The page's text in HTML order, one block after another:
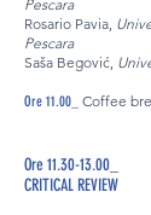
Pescara
Rosario Pavia,
Pescara
Saša Begović,
Ore 11.00_ Coffee
Ore 11.30-13.00_
CRITICAL REVIEW